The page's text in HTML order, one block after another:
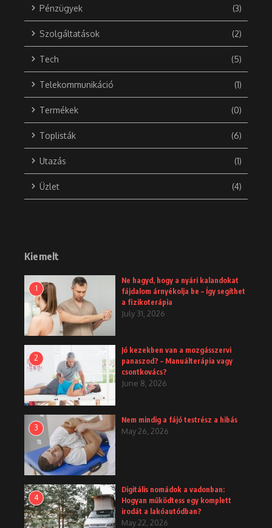
Pénzügyek (3)
Szolgáltatások (2)
Tech (5)
Telekommunikáció (1)
Termékek (0)
Toplisták (6)
Utazás (1)
Üzlet (4)
Kiemelt
1
Ne hagyd, hogy a nyári kalandokat
fájdalom árnyékolja be – Így segíthet
a fizikoterápia
July 31, 2026
2
Jó kezekben van a mozgásszervi
panaszod? – Manuálterápia vagy
csontkovács?
June 8, 2026
3
Nem mindig a fájó testrész a hibás
May 26, 2026
4
Digitális nomádok a vadonban:
Hogyan működtess egy komplett
irodát a lakóautódban?
May 22, 2026